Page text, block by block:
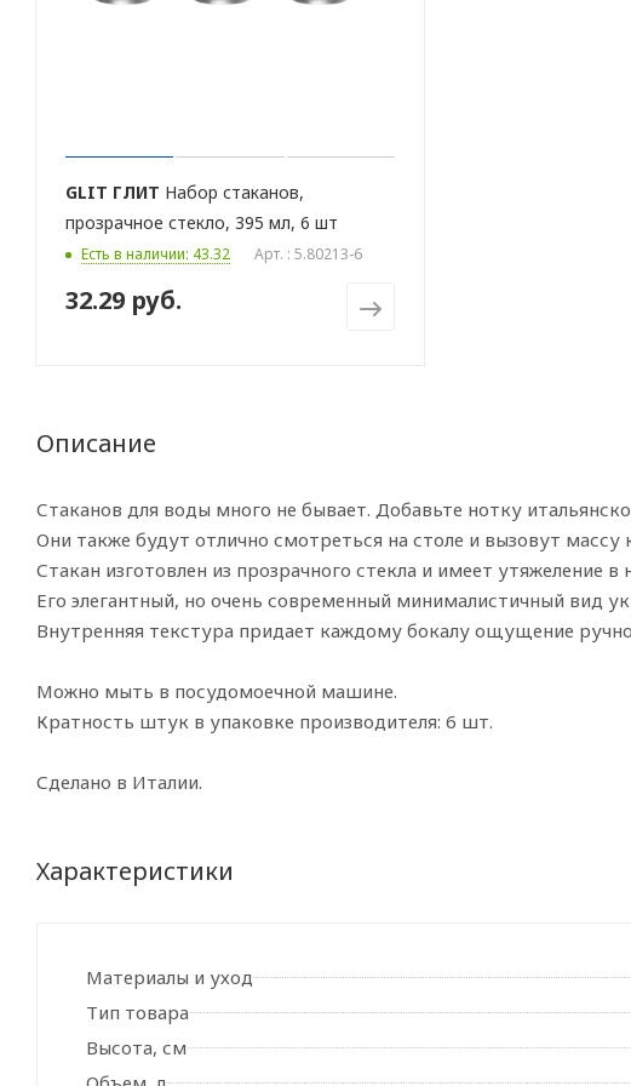
GLIT ГЛИТ Набор стаканов,
прозрачное стекло, 395 мл, 6 шт
Есть в наличии: 43.32 Арт. : 5.80213-6
32.29 руб.
Описание
Стаканов для воды много не бывает. Добавьте нотку
Они также будут отлично смотреться на столе и вызовут
Стакан изготовлен из прозрачного стекла и имеет утяжеление
Его элегантный, но очень современный минималистичный вид
Внутренняя текстура придает каждому бокалу ощущение
Можно мыть в посудомоечной машине.
Кратность штук в упаковке производителя: 6 шт.
Сделано в Италии.
Характеристики
Материалы и уход
Тип товара
Высота, см